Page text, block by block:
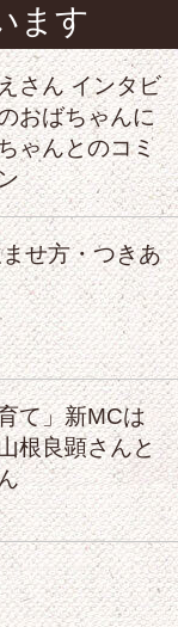
ます
さん インタビ
おばちゃんに
ゃんとのコミ
せ方・つきあ
て」新MCは
根良顕さんと